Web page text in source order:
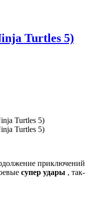
Turtles 5)
приключений
супер удары , так-